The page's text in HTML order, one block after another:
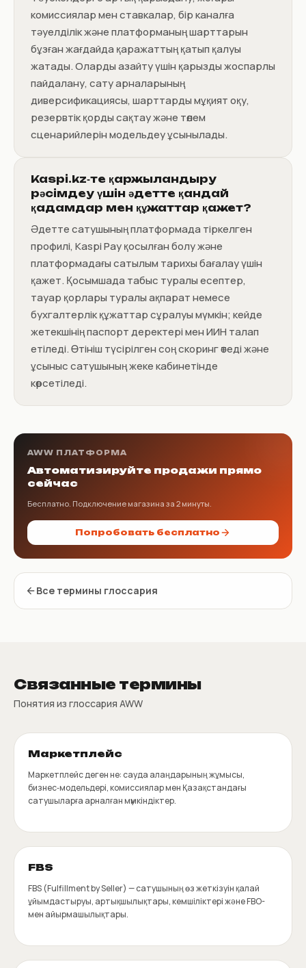
комиссиялар мен ставкалар, бір каналға
тәуелділік және платформаның шарттарын
бұзған жағдайда қаражаттың қатып қалуы
жатады. Оларды азайту үшін қарызды жоспарлы
пайдалану, сату арналарының
диверсификациясы, шарттарды мұқият оқу,
резервтік қорды сақтау және төлем
сценарийлерін модельдеу ұсынылады.
Kaspi.kz‑те қаржыландыру
рәсімдеу үшін әдетте қандай
қадамдар мен құжаттар қажет?
Әдетте сатушының платформада тіркелген
профилі, Kaspi Pay қосылған болу және
платформадағы сатылым тарихы бағалау үшін
қажет. Қосымшада табыс туралы есептер,
тауар қорлары туралы ақпарат немесе
бухгалтерлік құжаттар сұралуы мүмкін; кейде
жетекшінің паспорт деректері мен ИИН талап
етіледі. Өтініш түсірілген соң скоринг өтеді және
ұсыныс сатушының жеке кабинетінде
көрсетіледі.
AWW ПЛАТФОРМА
Автоматизируйте продажи прямо
сейчас
Бесплатно. Подключение магазина за 2 минуты.
Попробовать бесплатно
Все термины глоссария
Связанные термины
Понятия из глоссария AWW
Маркетплейс
Маркетплейс деген не: сауда алаңдарының жұмысы,
бизнес‑модельдері, комиссиялар мен Қазақстандағы
сатушыларға арналған мүмкіндіктер.
FBS
FBS (Fulfillment by Seller) — сатушының өз жеткізуін қалай
ұйымдастыруы, артықшылықтары, кемшіліктері және FBO-
мен айырмашылықтары.